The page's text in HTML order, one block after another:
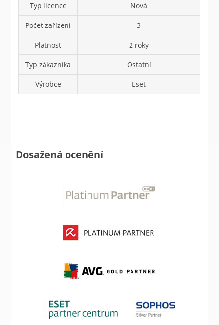
Typ licence Nová
Počet zařízení 3
Platnost 2 roky
Typ zákazníka Ostatní
Výrobce Eset
Dosažená ocenění